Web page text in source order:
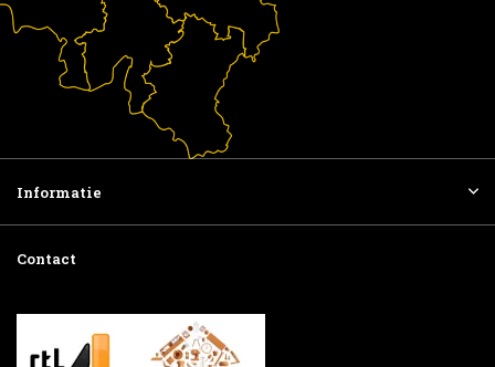
Informatie
Contact